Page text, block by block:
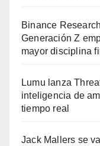
Binance
Generación Z
mayor disciplina
Lumu lanza
inteligencia de
tiempo real
Jack Mallers se